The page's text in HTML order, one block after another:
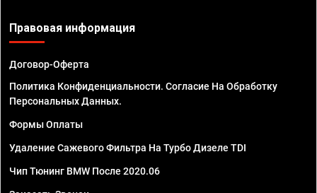
Правовая информация
Договор-Оферта
Политика Конфиденциальности. Согласие На Обработку
Персональных Данных.
Формы Оплаты
Удаление Сажевого Фильтра На Турбо Дизеле TDI
Чип Тюнинг BMW После 2020.06